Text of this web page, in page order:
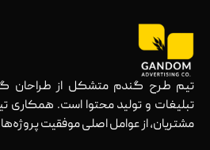
تیم طرح گندم متشکل از طراحان
تبلیغات و تولید محتوا است. همکاری
مشتریان، از عوامل اصلی موفقیت